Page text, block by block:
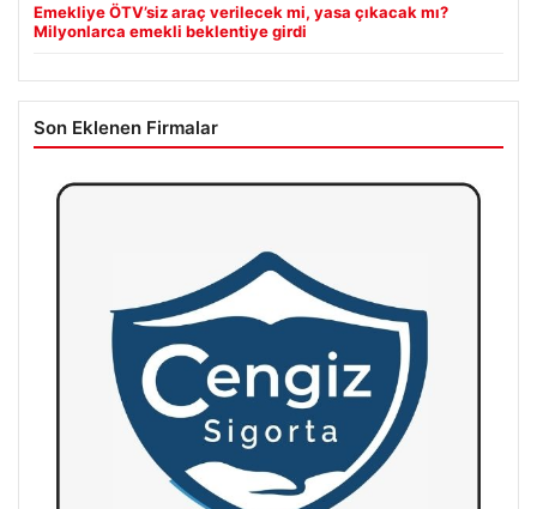
Emekliye ÖTV’siz araç verilecek mi, yasa çıkacak mı?
Milyonlarca emekli beklentiye girdi
Son Eklenen Firmalar